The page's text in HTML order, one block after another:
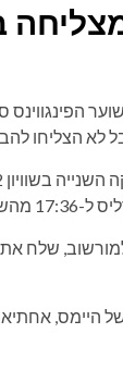
הפינגווינס
לא הצליחו
מהשני.
שלח
היימס,